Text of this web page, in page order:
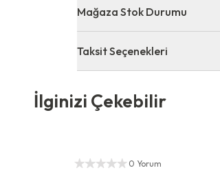
Mağaza Stok Durumu
Taksit Seçenekleri
Yetkili Satıcı
0 Yorum